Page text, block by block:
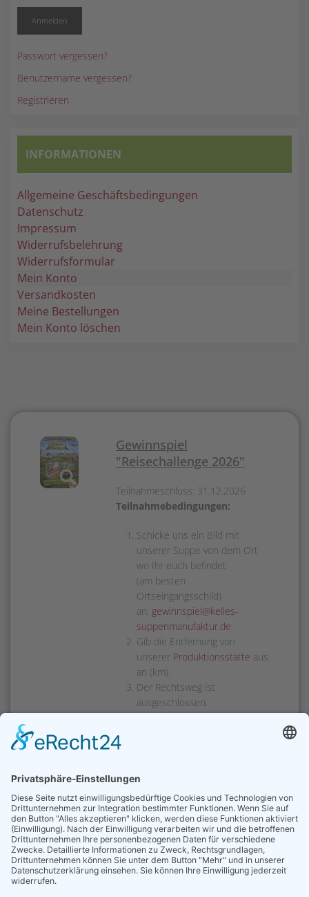
Anmelden
Passwort vergessen?
Benutzername vergessen?
Registrieren
INFORMATIONEN
Allgemeine Geschäftsbedingungen
Datenschutz
Impressum
Widerrufsbelehrung
Widerrufsformular
Mein Konto
Versandkosten
Meine Bestellungen
Mein Konto löschen
Gewinnspiel
"Reisechallenge 2026"
Teilnahmeschluss: 31.12.2026
Teilnahmebedingungen:
Schicke uns ein Bild mit
unserer Suppe von dem Ort
wo Ihr euch befindet
(am besten
Ortseingangsschild)
an: gewinnspiel@kelles-
suppenmanufaktur.de
Gib die Entfernung von
unserer Produktionsstätte aus
an (km).
Der Rechtsweg ist
ausgeschlossen.
🔒 Datenschutz:
Die erhobenen Daten werden
ausschließlich zur Durchführung
des Gewinnspiels verwendet und
anschließend gelöscht.